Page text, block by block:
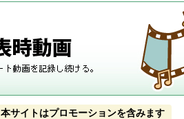
本サイトはプロモーションを含みます